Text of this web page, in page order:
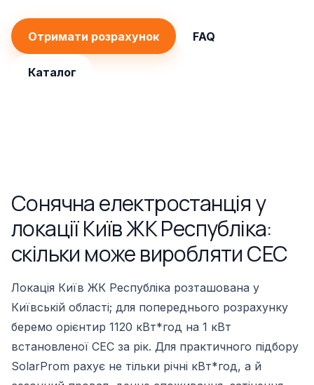
Отримати розрахунок FAQ
Каталог
Сонячна електростанція у
локації Київ ЖК Республіка:
скільки може виробляти СЕС
Локація Київ ЖК Республіка розташована у
Київській області; для попереднього розрахунку
беремо орієнтир 1120 кВт*год на 1 кВт
встановленої СЕС за рік. Для практичного підбору
SolarProm рахує не тільки річні кВт*год, а й